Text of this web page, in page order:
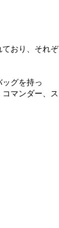
おり、それぞ
グを持っ
マンダー、ス